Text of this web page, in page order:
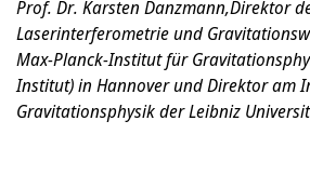
Prof. Dr. Karsten Danzmann,Direktor
Laserinterferometrie und
Max-Planck-Institut für
Institut) in Hannover und Direktor am
Gravitationsphysik der Leibniz